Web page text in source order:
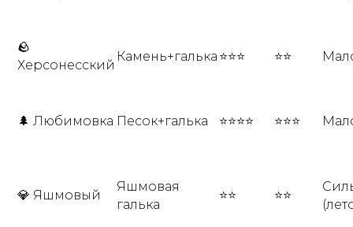
🪨
Херсонесский
Камень+галька ⭐⭐⭐ ⭐⭐
🌲 Любимовка Песок+галька ⭐⭐⭐⭐ ⭐⭐⭐
💎 Яшмовый
Яшмовая
галька
⭐⭐ ⭐⭐